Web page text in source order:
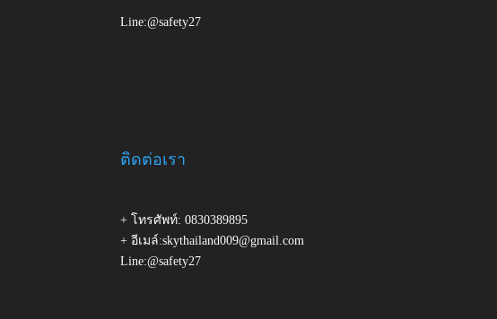
Line:@safety27
ติดต่อเรา
+ โทรศัพท์: 0830389895
+ อีเมล์:skythailand009@gmail.com
Line:@safety27